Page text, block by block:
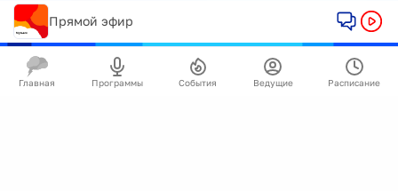
Прямой эфир
Главная Программы События Ведущие Расписание